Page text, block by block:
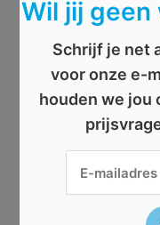
Wil jij geen
Schrijf je net
voor onze e-
houden we jou